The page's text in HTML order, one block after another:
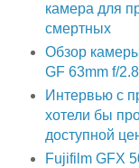
камера для
смертных
Обзор
GF 63mm f/
Интервью с
хотели бы
доступной
Fujifilm GFX